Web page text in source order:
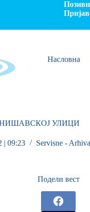
Насловна
УЛИЦИ
| 09:23 Servisne - Arhiva
Подели вест